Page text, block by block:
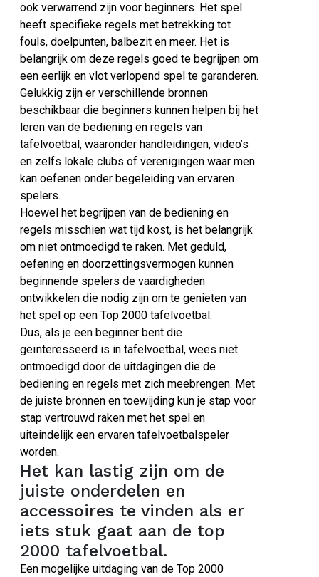
ook verwarrend zijn voor beginners. Het spel
heeft specifieke regels met betrekking tot
fouls, doelpunten, balbezit en meer. Het is
belangrijk om deze regels goed te begrijpen om
een eerlijk en vlot verlopend spel te garanderen.
Gelukkig zijn er verschillende bronnen
beschikbaar die beginners kunnen helpen bij het
leren van de bediening en regels van
tafelvoetbal, waaronder handleidingen, video’s
en zelfs lokale clubs of verenigingen waar men
kan oefenen onder begeleiding van ervaren
spelers.
Hoewel het begrijpen van de bediening en
regels misschien wat tijd kost, is het belangrijk
om niet ontmoedigd te raken. Met geduld,
oefening en doorzettingsvermogen kunnen
beginnende spelers de vaardigheden
ontwikkelen die nodig zijn om te genieten van
het spel op een Top 2000 tafelvoetbal.
Dus, als je een beginner bent die
geïnteresseerd is in tafelvoetbal, wees niet
ontmoedigd door de uitdagingen die de
bediening en regels met zich meebrengen. Met
de juiste bronnen en toewijding kun je stap voor
stap vertrouwd raken met het spel en
uiteindelijk een ervaren tafelvoetbalspeler
worden.
Het kan lastig zijn om de
juiste onderdelen en
accessoires te vinden als er
iets stuk gaat aan de top
2000 tafelvoetbal.
Een mogelijke uitdaging van de Top 2000